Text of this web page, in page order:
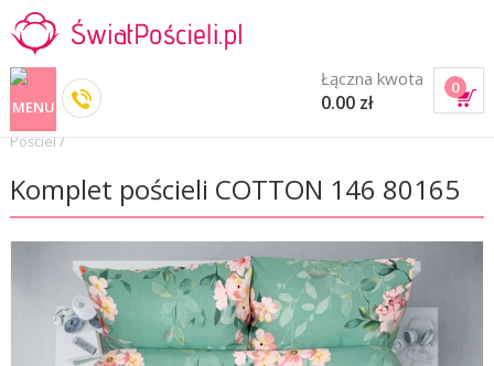
0
Łączna kwota
0.00 zł
Pościel/
Komplet pościeli COTTON 146 80165